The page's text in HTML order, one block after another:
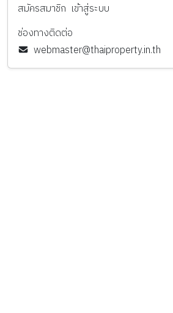
สมัครสมาชิก เข้าสู่ระบบ
ช่องทางติดต่อ
webmaster@thaiproperty.in.th